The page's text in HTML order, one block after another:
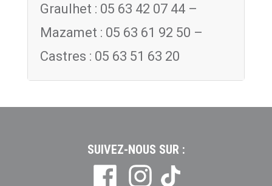
Graulhet : 05 63 42 07 44 –
Mazamet : 05 63 61 92 50 –
Castres : 05 63 51 63 20
SUIVEZ-NOUS SUR :